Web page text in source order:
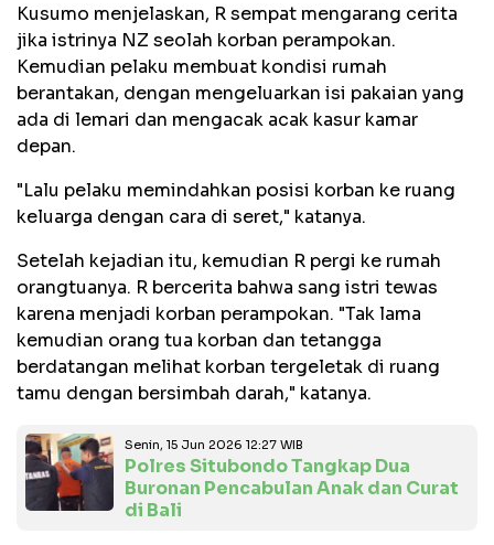
Kusumo menjelaskan, R sempat mengarang cerita
jika istrinya NZ seolah korban perampokan.
Kemudian pelaku membuat kondisi rumah
berantakan, dengan mengeluarkan isi pakaian yang
ada di lemari dan mengacak acak kasur kamar
depan.
"Lalu pelaku memindahkan posisi korban ke ruang
keluarga dengan cara di seret," katanya.
Setelah kejadian itu, kemudian R pergi ke rumah
orangtuanya. R bercerita bahwa sang istri tewas
karena menjadi korban perampokan. "Tak lama
kemudian orang tua korban dan tetangga
berdatangan melihat korban tergeletak di ruang
tamu dengan bersimbah darah," katanya.
Senin, 15 Jun 2026 12:27 WIB
Polres Situbondo Tangkap Dua
Buronan Pencabulan Anak dan Curat
di Bali